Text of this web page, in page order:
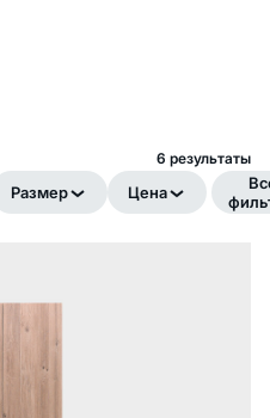
6 pезультаты
Размер Цена